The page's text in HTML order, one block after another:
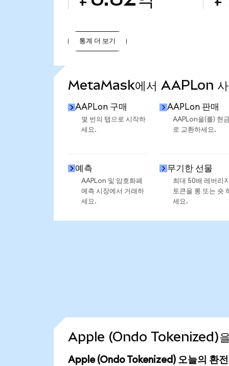
통계 더 보기
MetaMask에서 AAPLon 사
AAPLon 구매
몇 번의 탭으로 시작하
세요.
AAPLon 판매
AAPLon을(를) 현
로 교환하세요.
예측
AAPLon 및 암호화폐
예측 시장에서 거래하
세요.
무기한 선물
최대 50배 레버리
토큰을 롱 또는 숏
세요.
Apple (Ondo Tokenized)을
Apple (Ondo Tokenized) 오늘의 환